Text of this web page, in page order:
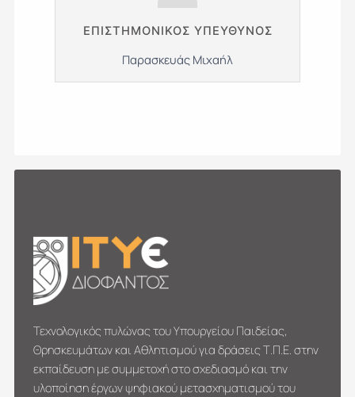
ΕΠΙΣΤΗΜΟΝΙΚΌΣ ΥΠΕΎΘΥΝΟΣ
Παρασκευάς Μιχαήλ
Τεχνολογικός πυλώνας του Υπουργείου Παιδείας,
Θρησκευμάτων και Αθλητισμού για δράσεις Τ.Π.Ε. στην
εκπαίδευση με συμμετοχή στο σχεδιασμό και την
υλοποίηση έργων ψηφιακού μετασχηματι­σμού του